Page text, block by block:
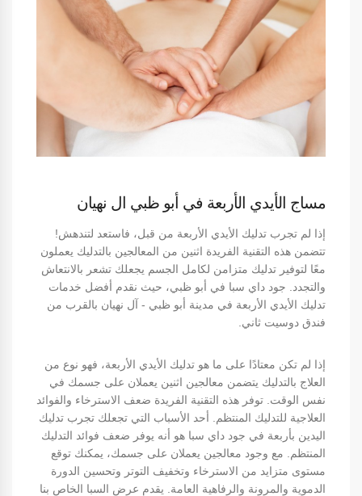
مساج الأيدي الأربعة في أبو ظبي ال نهيان
إذا لم تجرب تدليك الأيدي الأربعة من قبل، فاستعد لتندهش!
تتضمن هذه التقنية الفريدة اثنين من المعالجين بالتدليك يعملون
معًا لتوفير تدليك متزامن لكامل الجسم يجعلك تشعر بالانتعاش
والتجدد. جود داي سبا في أبو ظبي، حيث نقدم أفضل خدمات
تدليك الأيدي الأربعة في مدينة أبو ظبي - آل نهيان بالقرب من
فندق دوسيت ثاني.
إذا لم تكن معتادًا على ما هو تدليك الأيدي الأربعة، فهو نوع من
العلاج بالتدليك يتضمن معالجين اثنين يعملان على جسمك في
نفس الوقت. توفر هذه التقنية الفريدة ضعف الاسترخاء والفوائد
العلاجية للتدليك المنتظم. أحد الأسباب التي تجعلك تجرب تدليك
اليدين بأربعة في جود داي سبا هو أنه يوفر ضعف فوائد التدليك
المنتظم. مع وجود معالجين يعملان على جسمك، يمكنك توقع
مستوى متزايد من الاسترخاء وتخفيف التوتر وتحسين الدورة
الدموية والمرونة والرفاهية العامة. يقدم عرض السبا الخاص بنا